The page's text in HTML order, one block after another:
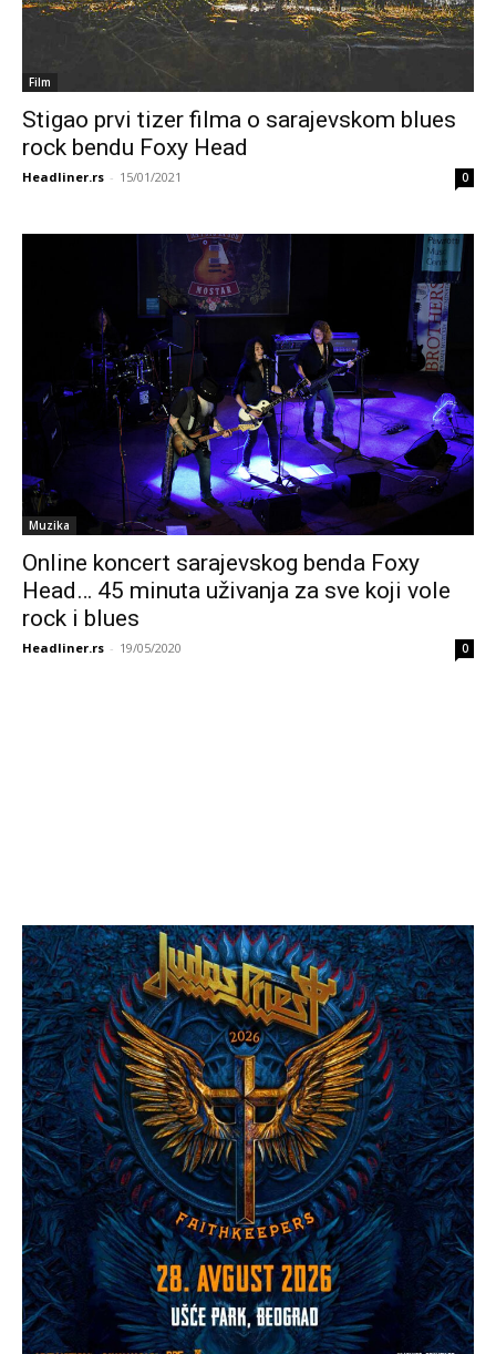
Film
Stigao prvi tizer filma o sarajevskom blues
rock bendu Foxy Head
Headliner.rs - 15/01/2021 0
Muzika
Online koncert sarajevskog benda Foxy
Head… 45 minuta uživanja za sve koji vole
rock i blues
Headliner.rs - 19/05/2020 0